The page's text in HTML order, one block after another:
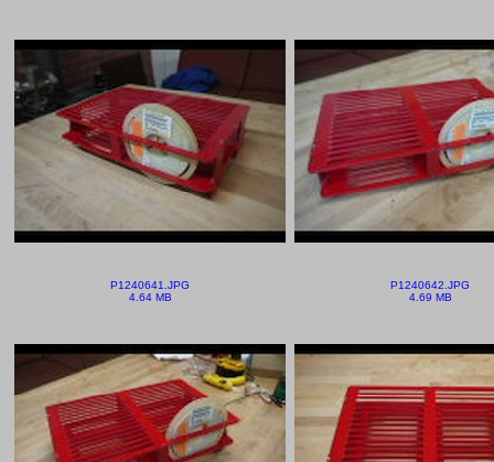
P1240641.JPG
4.64 MB
P1240642.JPG
4.69 MB